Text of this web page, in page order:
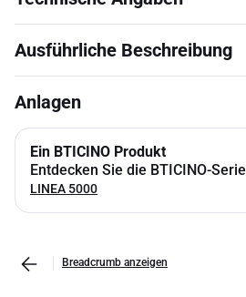
Ausführliche Beschreibung
Anlagen
Ein BTICINO Produkt
Entdecken Sie die BTICINO-Serie
LINEA 5000
Breadcrumb anzeigen